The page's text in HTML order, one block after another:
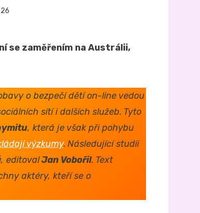
se zaměřením na Austrálii,
o bezpečí dětí on-line vedou
sítí i dalších služeb. Tyto
, která je však při pohybu
výzkumy. Následující studii
, editovalJan Vobořil. Text
aktéry, kteří se o